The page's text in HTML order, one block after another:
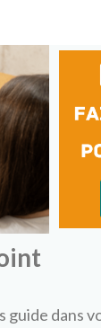
guide dans